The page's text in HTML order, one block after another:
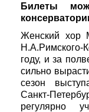
Билеты
Женский хор
Н.А.Римского-
году, и за
сильно
сезон
Санкт-
регулярно